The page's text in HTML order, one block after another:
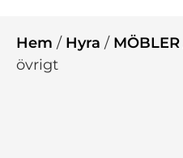
Hem / Hyra / MÖBLER
övrigt